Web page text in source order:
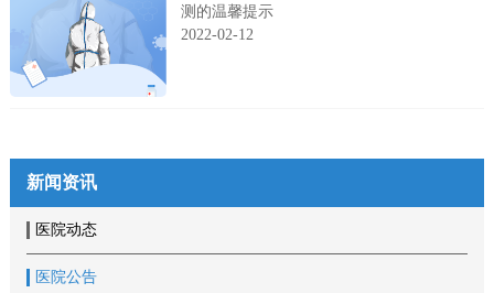
测的温馨提示
2022-02-12
新闻资讯
医院动态
医院公告